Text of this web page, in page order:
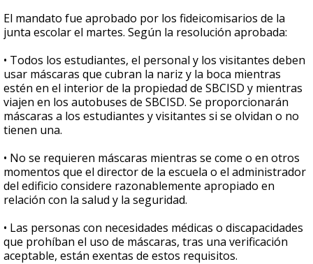
El mandato fue aprobado por los fideicomisarios de la
junta escolar el martes. Según la resolución aprobada:
• Todos los estudiantes, el personal y los visitantes deben
usar máscaras que cubran la nariz y la boca mientras
estén en el interior de la propiedad de SBCISD y mientras
viajen en los autobuses de SBCISD. Se proporcionarán
máscaras a los estudiantes y visitantes si se olvidan o no
tienen una.
• No se requieren máscaras mientras se come o en otros
momentos que el director de la escuela o el administrador
del edificio considere razonablemente apropiado en
relación con la salud y la seguridad.
• Las personas con necesidades médicas o discapacidades
que prohíban el uso de máscaras, tras una verificación
aceptable, están exentas de estos requisitos.